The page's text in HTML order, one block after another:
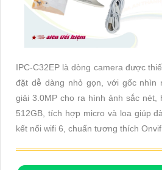
IPC-C32EP là dòng camera được
đặt dễ dàng nhỏ gọn, với gốc nhìn
giải 3.0MP cho ra hình ảnh sắc
512GB, tích hợp micro và loa giúp
kết nối wifi 6, chuẩn tương thích Onvif